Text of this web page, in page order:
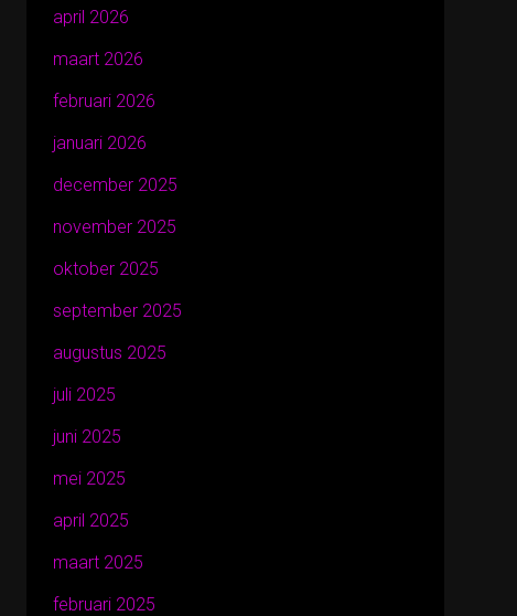
april 2026
maart 2026
februari 2026
januari 2026
december 2025
november 2025
oktober 2025
september 2025
augustus 2025
juli 2025
juni 2025
mei 2025
april 2025
maart 2025
februari 2025